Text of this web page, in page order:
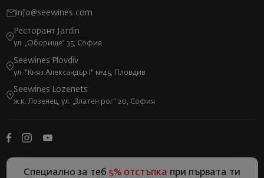
info@seewines.com
Ресторант Jardin
ул. „Оборище“ 35, София
Seewines Plovdiv
ул. "Княз Александър I" №45, Пловдив
Seewines Lozenets
ж.к. Лозенец, ул. „Златен рог“ 20, София
Специално за теб 5% отстъпка при първата ти